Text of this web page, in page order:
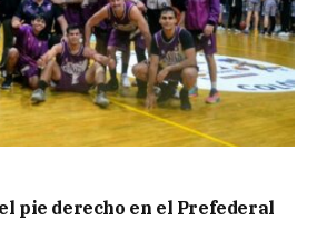
pie derecho en el Prefederal